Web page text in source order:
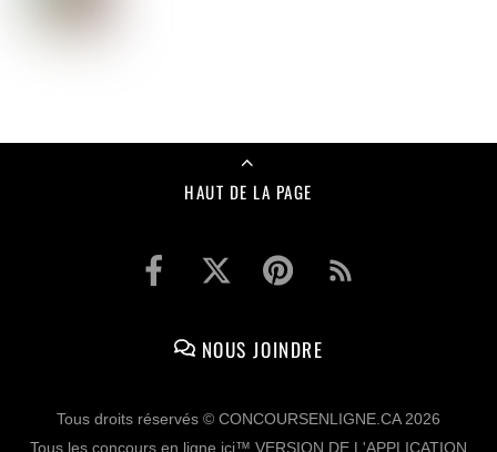
HAUT DE LA PAGE
NOUS JOINDRE
Tous droits réservés © CONCOURSENLIGNE.CA 2026
Tous les concours en ligne ici™ VERSION DE L'APPLICATION